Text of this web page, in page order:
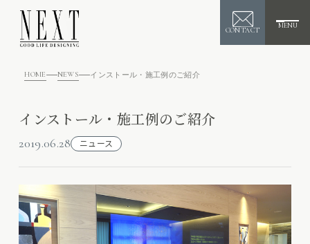
CONTACT
MENU
HOME NEWS インストール・施工例のご紹介
インストール・施工例のご紹介
2019.06.28 ニュース